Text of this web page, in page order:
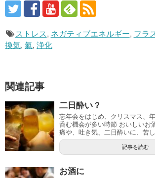
ストレス, ネガティブエネルギー, フラ
換気, 氣, 浄化
関連記事
二日酔い？
忘年会をはじめ、クリスマス、
呑む機会が多い時節 おいしいお
痛や、吐き気、二日酔いに、苦
記事を読む
お酒に